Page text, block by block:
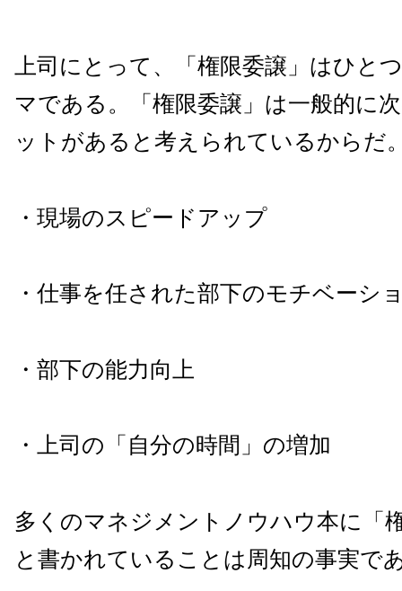
上司にとって、「権限委譲」はひと
マである。「権限委譲」は一般的に
ットがあると考えられているからだ
・現場のスピードアップ
・仕事を任された部下のモチベーシ
・部下の能力向上
・上司の「自分の時間」の増加
多くのマネジメントノウハウ本に「
と書かれていることは周知の事実で